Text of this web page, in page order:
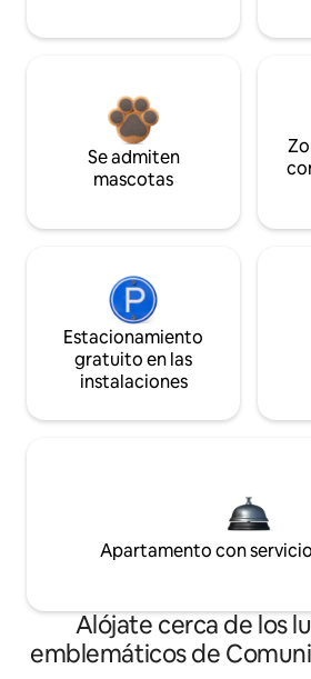
Se admiten
mascotas
Estacionamiento
gratuito en las
instalaciones
Apartamento con
Alójate cerca de los
emblemáticos de